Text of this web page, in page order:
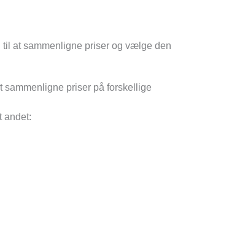
at sammenligne priser og vælge den
sammenligne priser på forskellige
andet: